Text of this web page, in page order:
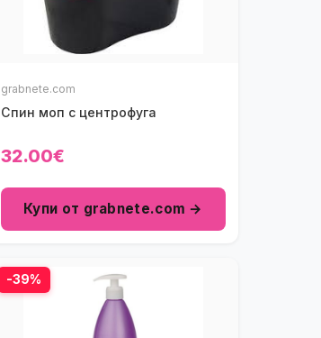
grabnete.com
Спин моп с центрофуга
32.00€
Купи от grabnete.com →
-39%